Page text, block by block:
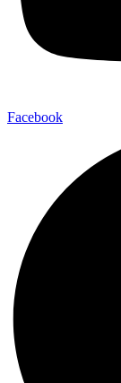
Facebook